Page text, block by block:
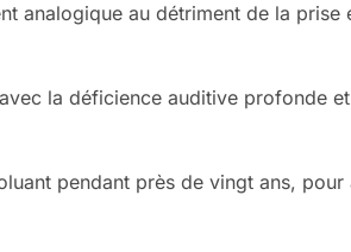
analogique au détriment de la
la déficience auditive profonde
pendant près de vingt ans,